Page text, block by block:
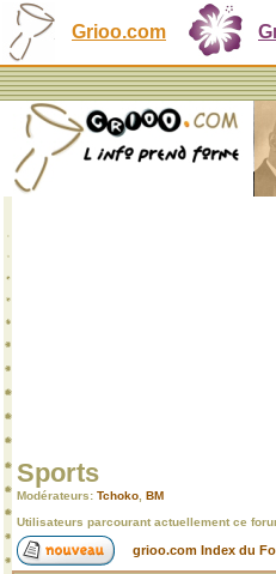
Grioo.com
Sports
Modérateurs: Tchoko BM
Utilisateurs parcourant actuellement ce
grioo.com Index du